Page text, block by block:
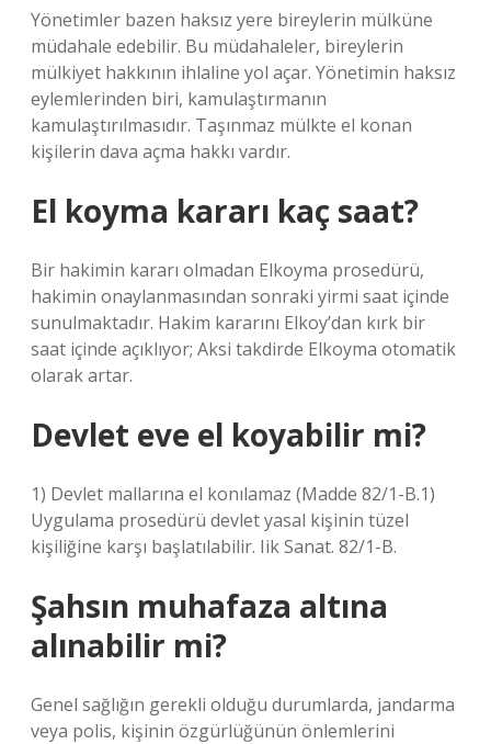
Yönetimler bazen haksız yere bireylerin mülküne
müdahale edebilir. Bu müdahaleler, bireylerin
mülkiyet hakkının ihlaline yol açar. Yönetimin haksız
eylemlerinden biri, kamulaştırmanın
kamulaştırılmasıdır. Taşınmaz mülkte el konan
kişilerin dava açma hakkı vardır.
El koyma kararı kaç saat?
Bir hakimin kararı olmadan Elkoyma prosedürü,
hakimin onaylanmasından sonraki yirmi saat içinde
sunulmaktadır. Hakim kararını Elkoy’dan kırk bir
saat içinde açıklıyor; Aksi takdirde Elkoyma otomatik
olarak artar.
Devlet eve el koyabilir mi?
1) Devlet mallarına el konılamaz (Madde 82/1-B.1)
Uygulama prosedürü devlet yasal kişinin tüzel
kişiliğine karşı başlatılabilir. Iik Sanat. 82/1-B.
Şahsın muhafaza altına
alınabilir mi?
Genel sağlığın gerekli olduğu durumlarda, jandarma
veya polis, kişinin özgürlüğünün önlemlerini